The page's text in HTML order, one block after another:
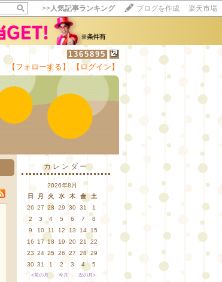
>>人気記事ランキング ブログを作成 楽天市場
1365895
【フォローする】 【ログイン】
【毎日開催】
15記事にいいね！で1ポイント
10秒滞在
カレンダー
2026年8月
日
月 火 水 木 金
土
26 27 28 29 30 31
1
2
3 4 5 6 7
8
9
10 11 12 13 14
15
16
17 18 19 20 21
22
23 24 25 26 27 28 29
30 31 1 2 3 4 5
<前の月 今月 次の月>